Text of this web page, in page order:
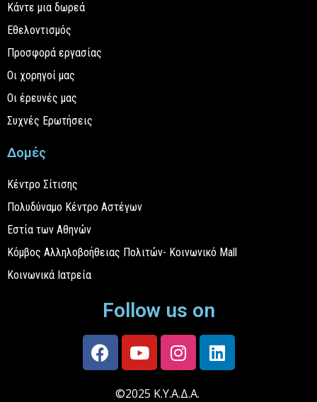
Κάντε μια δωρεά
Εθελοντισμός
Προσφορά εργασίας
Οι χορηγοί μας
Οι έρευνές μας
Συχνές Ερωτήσεις
Δομές
Κέντρο Σίτισης
Πολυδύναμο Κέντρο Αστέγων
Εστία των Αθηνών
Κόμβος Αλληλοβοήθειας Πολιτών- Κοινωνικό Mall
Κοινωνικά Ιατρεία
Follow us on
©2025 Κ.Υ.Α.Δ.Α.